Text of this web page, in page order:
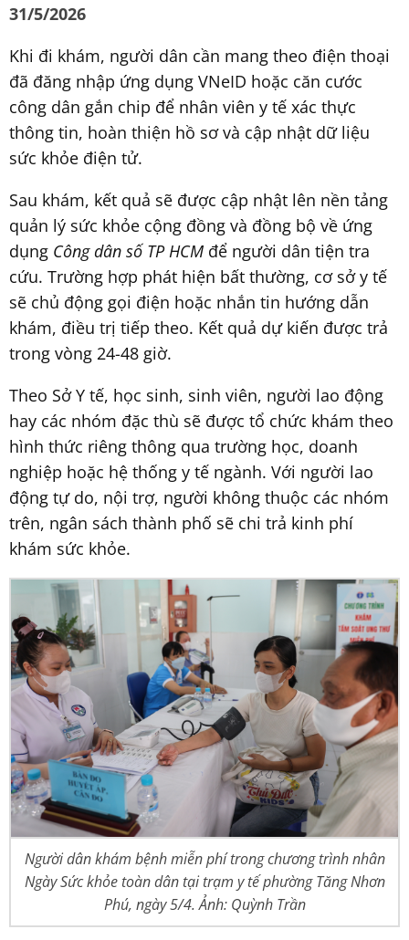
31/5/2026
Khi đi khám, người dân cần mang theo điện thoại
đã đăng nhập ứng dụng VNeID hoặc căn cước
công dân gắn chip để nhân viên y tế xác thực
thông tin, hoàn thiện hồ sơ và cập nhật dữ liệu
sức khỏe điện tử.
Sau khám, kết quả sẽ được cập nhật lên nền tảng
quản lý sức khỏe cộng đồng và đồng bộ về ứng
dụng Công dân số TP HCM để người dân tiện tra
cứu. Trường hợp phát hiện bất thường, cơ sở y tế
sẽ chủ động gọi điện hoặc nhắn tin hướng dẫn
khám, điều trị tiếp theo. Kết quả dự kiến được trả
trong vòng 24-48 giờ.
Theo Sở Y tế, học sinh, sinh viên, người lao động
hay các nhóm đặc thù sẽ được tổ chức khám theo
hình thức riêng thông qua trường học, doanh
nghiệp hoặc hệ thống y tế ngành. Với người lao
động tự do, nội trợ, người không thuộc các nhóm
trên, ngân sách thành phố sẽ chi trả kinh phí
khám sức khỏe.
Người dân khám bệnh miễn phí trong chương trình nhân
Ngày Sức khỏe toàn dân tại trạm y tế phường Tăng Nhơn
Phú, ngày 5/4. Ảnh: Quỳnh Trần